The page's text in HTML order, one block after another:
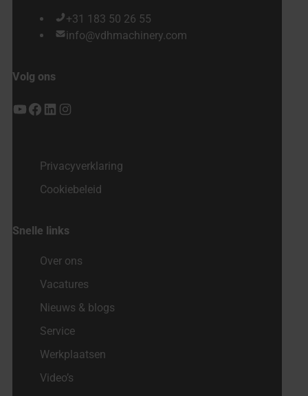
+31 183 50 26 55
info@vdhmachinery.com
Volg ons
YouTube
Facebook
LinkedInInstagram
Privacyverklaring
Cookiebeleid
Snelle links
Over ons
Vacatures
Nieuws & blogs
Service
Werkplaatsen
Video’s